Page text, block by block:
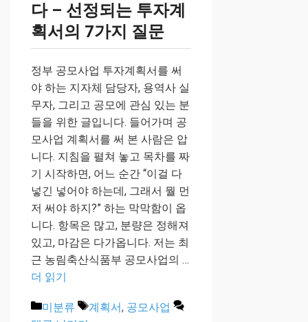
다 – 선정되는 투자계
획서의 7가지 질문
정부 공모사업 투자계획서를 써
야 하는 지자체 담당자, 용역사 실
무자, 그리고 공모에 관심 있는 분
들을 위한 글입니다. 들어가며 공
모사업 계획서를 써 본 사람은 압
니다. 지침을 펼쳐 놓고 목차를 짜
기 시작하면, 어느 순간 “이걸 다
넣긴 넣어야 하는데, 그래서 뭘 먼
저 써야 하지?” 하는 막막함이 옵
니다. 항목은 많고, 분량은 정해져
있고, 마감은 다가옵니다. 저는 최
근 농림축산식품부 공모사업의 …
더 읽기
카
미분류
태
계획서, 공모사업